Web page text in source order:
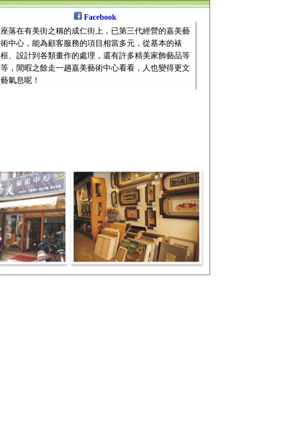
Facebook
座落在有美街之稱的成仁街上，已第三代經營的嘉美藝
術中心，能為顧客服務的項目相當多元，從基本的裱
框、設計到各類畫作的處理，還有許多精美家飾藝品等
等，閒暇之餘走一趟嘉美藝術中心看看，人也變得更文
藝氣息呢！